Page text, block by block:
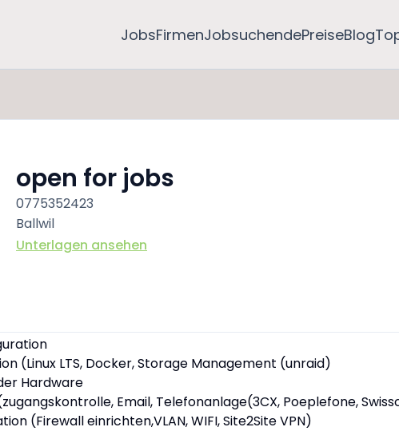
JobsFirmenJobsuchendePreiseBlog
open for jobs
0775352423
Ballwil
Unterlagen ansehen
(Linux LTS, Docker, Storage Management (unraid)
Hardware
Email, Telefonanlage(3CX, Poeplefone,
(Firewall einrichten,VLAN, WIFI, Site2Site VPN)